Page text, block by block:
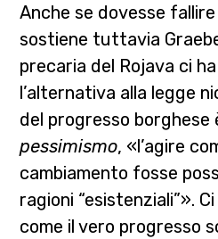
Anche se dovesse
sostiene tuttavia
precaria del Rojava ci
l’alternativa alla legge
del progresso borghese
pessimismo, «l’agire
cambiamento fosse
ragioni “esistenziali”».
come il vero progresso